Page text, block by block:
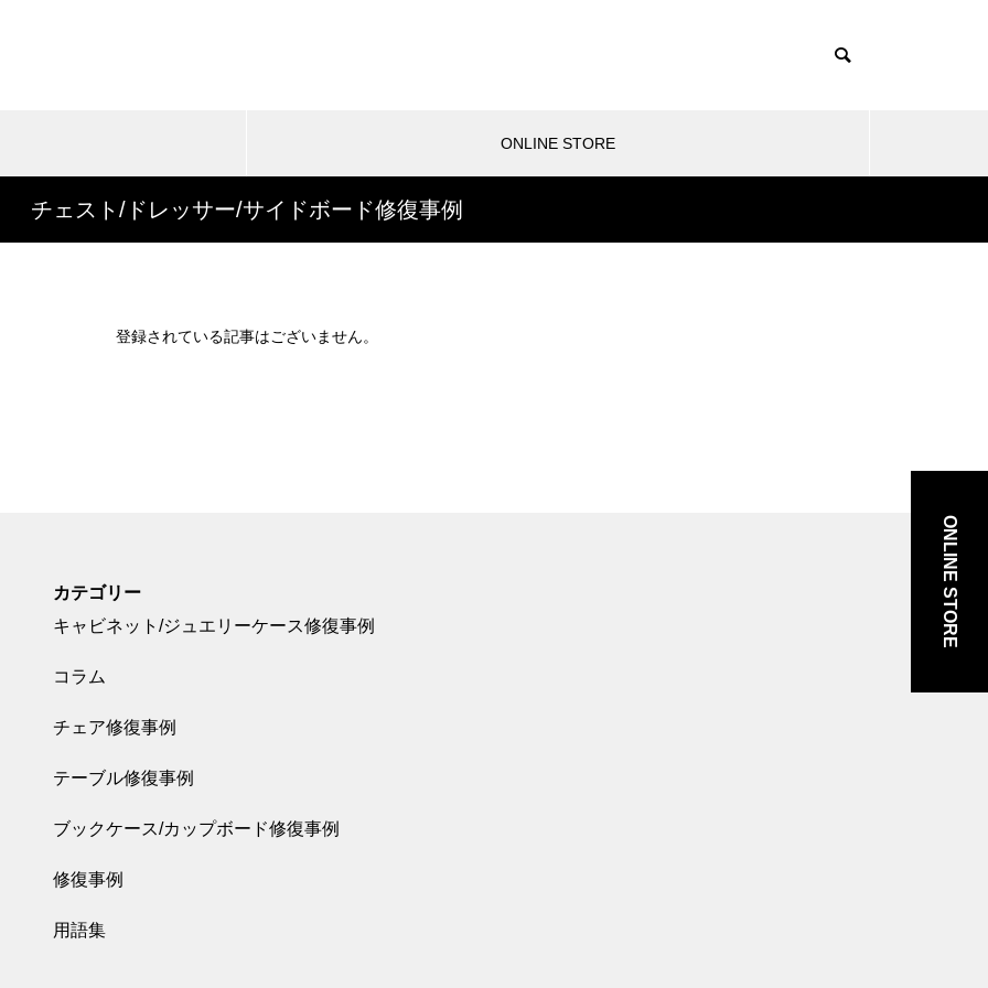
ONLINE STORE
チェスト/ドレッサー/サイドボード修復事例
登録されている記事はございません。
カテゴリー
キャビネット/ジュエリーケース修復事例
コラム
チェア修復事例
テーブル修復事例
ブックケース/カップボード修復事例
修復事例
用語集
ONLINE STORE